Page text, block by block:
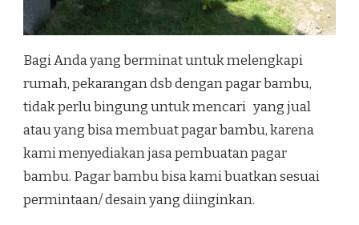
Bagi Anda yang berminat untuk melengkapi
rumah, pekarangan dsb dengan pagar bambu,
tidak perlu bingung untuk mencari yang jual
atau yang bisa membuat pagar bambu, karena
kami menyediakan jasa pembuatan pagar
bambu. Pagar bambu bisa kami buatkan sesuai
permintaan/ desain yang diinginkan.